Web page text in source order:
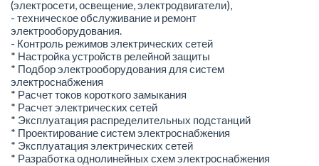
(электросети, освещение, электродвигатели),
- техническое обслуживание и ремонт
электрооборудования.
- Контроль режимов электрических сетей
* Настройка устройств релейной защиты
* Подбор электрооборудования для систем
электроснабжения
* Расчет токов короткого замыкания
* Расчет электрических сетей
* Эксплуатация распределительных подстанций
* Проектирование систем электроснабжения
* Эксплуатация электрических сетей
* Разработка однолинейных схем электроснабжения